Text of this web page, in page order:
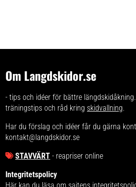
Om Langdskidor.se
- tips och idéer för bättre
träningstips och råd kring skidvallning.
Har du förslag och idéer får du gärna
kontakt@langdskidor.se
STAVVÄRT - reapriser online
Integritetspolicy